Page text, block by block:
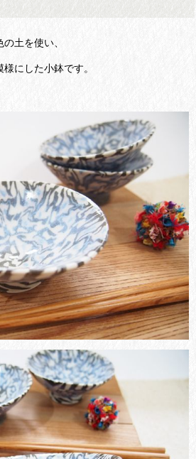
土を使い、
にした小鉢です。